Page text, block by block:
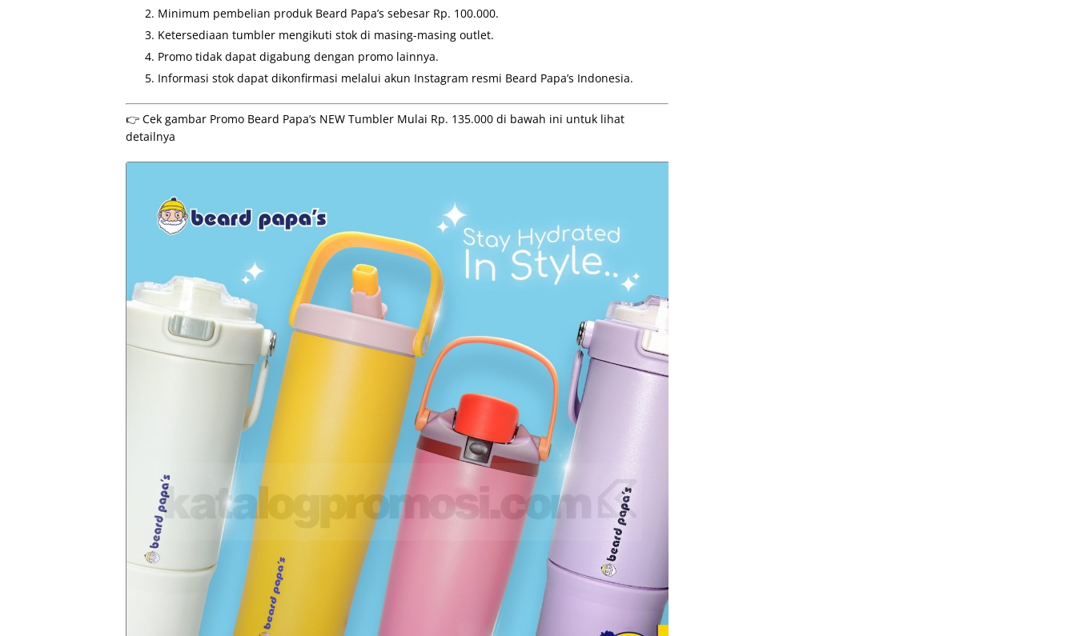
Minimum pembelian produk Beard Papa’s sebesar Rp. 100.000.
Ketersediaan tumbler mengikuti stok di masing-masing outlet.
Promo tidak dapat digabung dengan promo lainnya.
Informasi stok dapat dikonfirmasi melalui akun Instagram resmi Beard Papa’s Indonesia.
👉 Cek gambar Promo Beard Papa’s NEW Tumbler Mulai Rp. 135.000 di bawah ini untuk lihat
detailnya